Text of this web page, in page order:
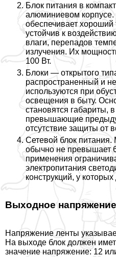
Блок питания в
алюминиевом корпусе.
обеспечивает
устойчив к
влаги, перепадов
излучения. Их
100 Вт.
Блоки — открытого
распространенный и
используются при
освещения в быту.
становятся габариты,
превышающие
отсутствие защиты от
Сетевой блок
обычно не превышает
применения
электропитания
конструкций, у
Выходное напряжение
Напряжение ленты
На выходе блок должен
значение напряжение: 12